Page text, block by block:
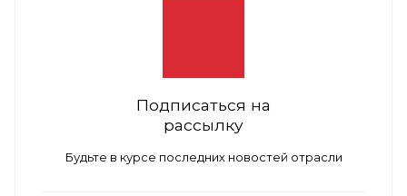
Подписаться на
рассылку
Будьте в курсе последних новостей отрасли